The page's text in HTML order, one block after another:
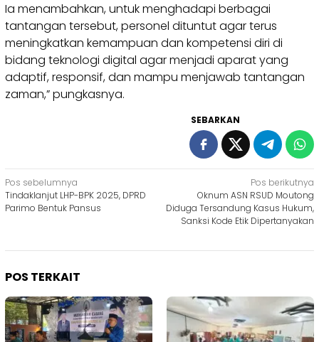
Ia menambahkan, untuk menghadapi berbagai
tantangan tersebut, personel dituntut agar terus
meningkatkan kemampuan dan kompetensi diri di
bidang teknologi digital agar menjadi aparat yang
adaptif, responsif, dan mampu menjawab tantangan
zaman,” pungkasnya.
SEBARKAN
Navigasi
pos
Pos sebelumnya
Tindaklanjut LHP-BPK 2025, DPRD
Parimo Bentuk Pansus
Pos berikutnya
Oknum ASN RSUD Moutong
Diduga Tersandung Kasus Hukum,
Sanksi Kode Etik Dipertanyakan
POS TERKAIT